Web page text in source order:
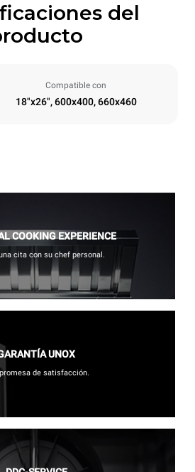
del
Compatible con
18"x26", 600x400, 660x460
COOKING EXPERIENCE
cita con su chef personal.
UNOX
de satisfacción.